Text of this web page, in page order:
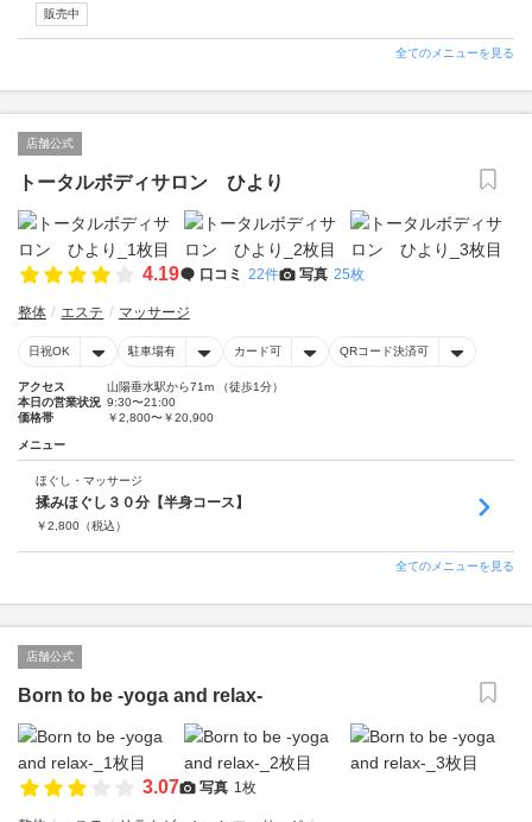
販売中
全てのメニューを見る
店舗公式
トータルボディサロン ひより
4.19 口コミ 22件 写真 25枚
整体 エステ マッサージ
日祝OK 駐車場有 カード可 QRコード決済可
アクセス
山陽垂水駅から71m （徒歩1分）
本日の営業状況 9:30〜21:00
価格帯
￥2,800〜￥20,900
メニュー
ほぐし・マッサージ
揉みほぐし３０分【半身コース】
￥2,800 （税込）
全てのメニューを見る
店舗公式
Born to be -yoga and relax-
3.07 写真 1枚